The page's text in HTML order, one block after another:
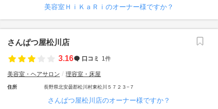
美容室ＨｉＫａＲｉのオーナー様ですか？
さんぱつ屋松川店
3.16
口コミ 1件
美容室・ヘアサロン 理容室・床屋
住所 長野県北安曇郡松川村東松川５７２３−７
さんぱつ屋松川店のオーナー様ですか？